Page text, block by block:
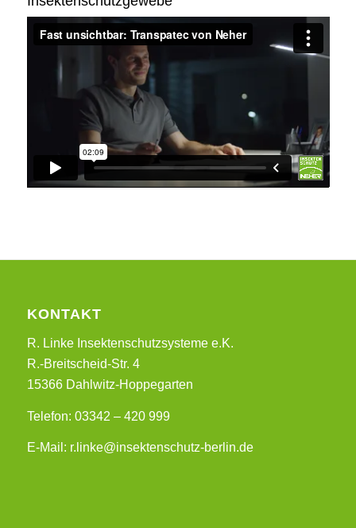
KONTAKT
R. Linke Insektenschutzsysteme e.K.
R.-Breitscheid-Str. 4
15366 Dahlwitz-Hoppegarten
Telefon: 03342 – 420 999
E-Mail: r.linke@insektenschutz-berlin.de